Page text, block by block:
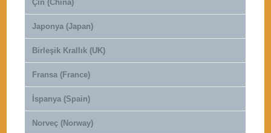
Çin (China)
Japonya (Japan)
Birleşik Krallık (UK)
Fransa (France)
İspanya (Spain)
Norveç (Norway)